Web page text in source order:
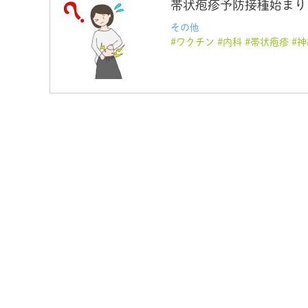
帯状疱疹予防接種始ま
その他
ワクチン
内科 帯状疱疹